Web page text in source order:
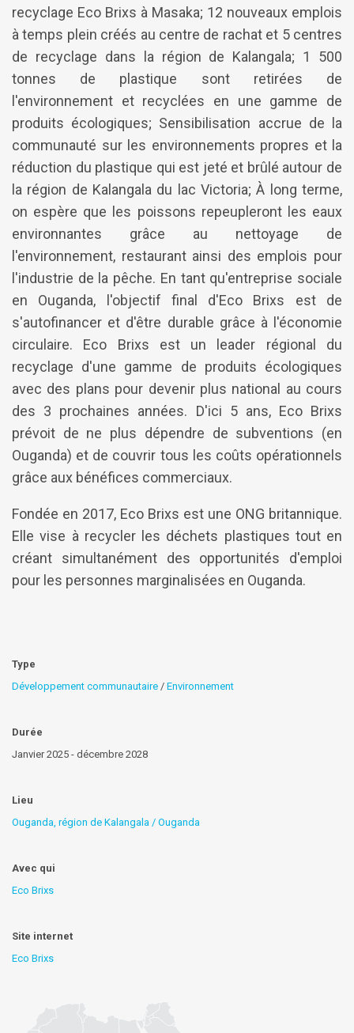
recyclage Eco Brixs à Masaka; 12 nouveaux emplois
à temps plein créés au centre de rachat et 5 centres
de recyclage dans la région de Kalangala; 1 500
tonnes de plastique sont retirées de
l'environnement et recyclées en une gamme de
produits écologiques; Sensibilisation accrue de la
communauté sur les environnements propres et la
réduction du plastique qui est jeté et brûlé autour de
la région de Kalangala du lac Victoria; À long terme,
on espère que les poissons repeupleront les eaux
environnantes grâce au nettoyage de
l'environnement, restaurant ainsi des emplois pour
l'industrie de la pêche. En tant qu'entreprise sociale
en Ouganda, l'objectif final d'Eco Brixs est de
s'autofinancer et d'être durable grâce à l'économie
circulaire. Eco Brixs est un leader régional du
recyclage d'une gamme de produits écologiques
avec des plans pour devenir plus national au cours
des 3 prochaines années. D'ici 5 ans, Eco Brixs
prévoit de ne plus dépendre de subventions (en
Ouganda) et de couvrir tous les coûts opérationnels
grâce aux bénéfices commerciaux.
Fondée en 2017, Eco Brixs est une ONG britannique.
Elle vise à recycler les déchets plastiques tout en
créant simultanément des opportunités d'emploi
pour les personnes marginalisées en Ouganda.
Type
Développement communautaire / Environnement
Durée
Janvier 2025 - décembre 2028
Lieu
Ouganda, région de Kalangala / Ouganda
Avec qui
Eco Brixs
Site internet
Eco Brixs